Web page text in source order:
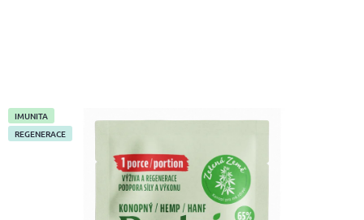
IMUNITA
REGENERACE